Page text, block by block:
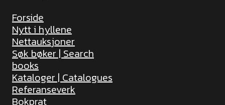
Forside
Nytt i hyllene
Nettauksjoner
Søk bøker | Search
books
Kataloger | Catalogues
Referanseverk
Bokprat